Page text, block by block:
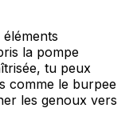
la pompe
tu peux
comme le burpee
les genoux vers